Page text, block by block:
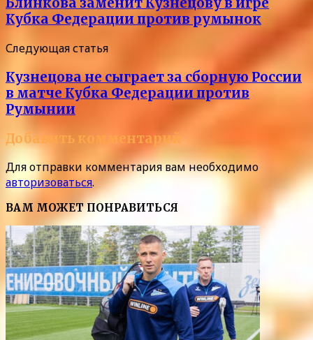
Блинкова заменит Кузнецову в игре
Кубка Федерации против румынок
Следующая статья
Кузнецова не сыграет за сборную России
в матче Кубка Федерации против
Румынии
Добавить комментарий
Для отправки комментария вам необходимо
авторизоваться.
ВАМ МОЖЕТ ПОНРАВИТЬСЯ